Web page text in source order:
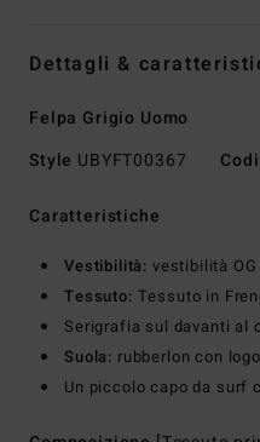
Dettagli &
Felpa Grigio Uomo
Style UBYFT00367
Caratteristiche
Vestibilità: vestibilità OG
Tessuto: Tessuto in
Serigrafia sul davanti al
Suola: rubberlon con
Un piccolo capo da surf